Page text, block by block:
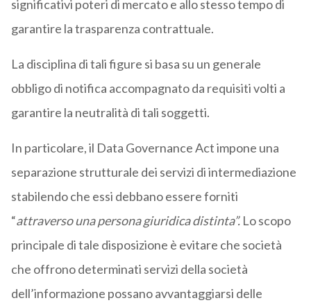
significativi poteri di mercato e allo stesso tempo di
garantire la trasparenza contrattuale.
La disciplina di tali figure si basa su un generale
obbligo di notifica accompagnato da requisiti volti a
garantire la neutralità di tali soggetti.
In particolare, il Data Governance Act impone una
separazione strutturale dei servizi di intermediazione
stabilendo che essi debbano essere forniti
“attraverso una persona giuridica distinta”.Lo scopo
principale di tale disposizione è evitare che società
che offrono determinati servizi della società
dell’informazione possano avvantaggiarsi delle